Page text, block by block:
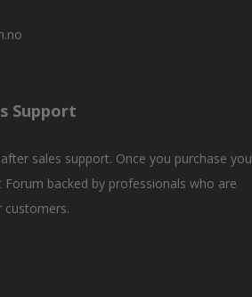
Support
sales support. Once you purchase you
Forum backed by professionals who are
customers.